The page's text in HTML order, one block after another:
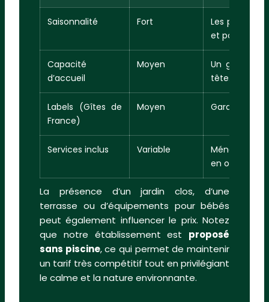
Saisonnalité Fort
Les prix
et ponts de
Capacité
d’accueil
Moyen
Un gîte pour
tête.
Labels (Gîtes de
France)
Moyen Garantie de
Services inclus Variable
Ménage,
en option.
La présence d’un jardin clos, d’une
terrasse ou d’équipements pour bébés
peut également influencer le prix. Notez
que notre établissement est proposé
sans piscine, ce qui permet de maintenir
un tarif très compétitif tout en privilégiant
le calme et la nature environnante.